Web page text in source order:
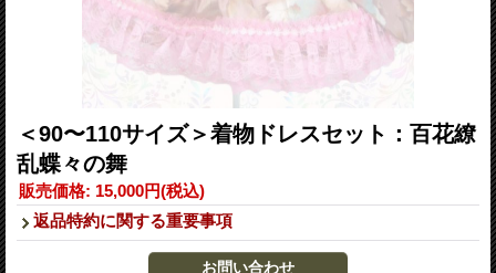
＜90〜110サイズ＞着物ドレスセット：百花繚
乱蝶々の舞
販売価格: 15,000円(税込)
返品特約に関する重要事項